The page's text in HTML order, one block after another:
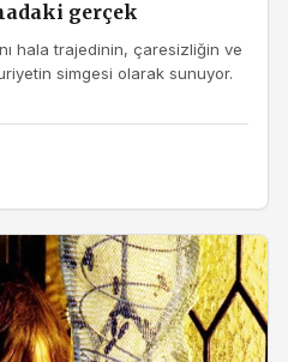
gerçek
hala trajedinin, çaresizliğin ve
simgesi olarak sunuyor.